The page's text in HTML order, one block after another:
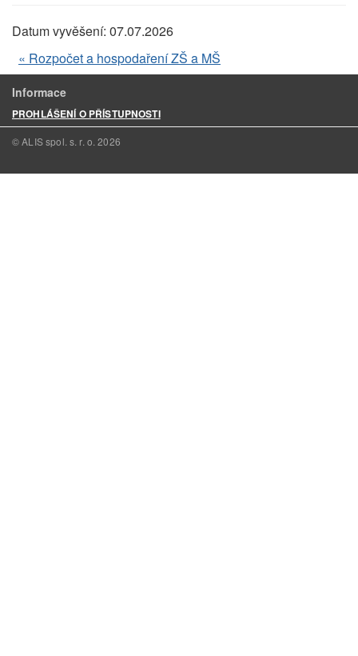
Datum vyvěšení: 07.07.2026
« Rozpočet a hospodaření ZŠ a MŠ
Informace
PROHLÁŠENÍ O PŘÍSTUPNOSTI
© ALIS spol. s. r. o.2026